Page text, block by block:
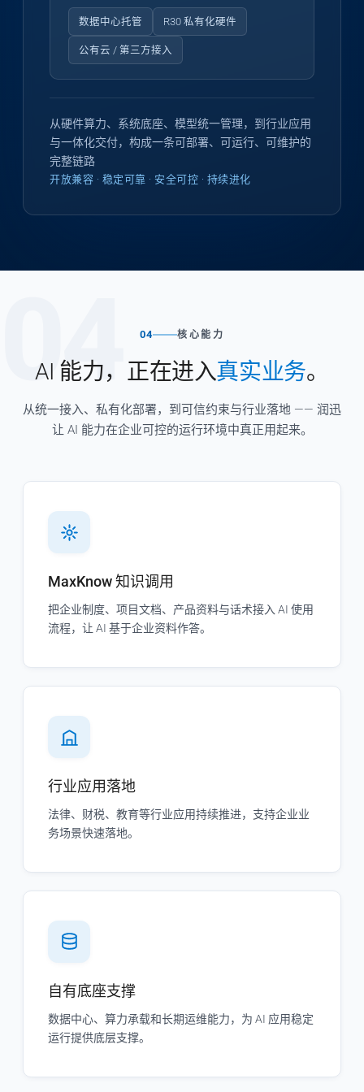
数据中心托管 R30 私有化硬件
公有云 / 第三方接入
从硬件算力、系统底座、模型统一管理，到行业应用
与一体化交付，构成一条可部署、可运行、可维护的
完整链路
开放兼容 · 稳定可靠 · 安全可控 · 持续进化
04 04 核心能力
AI 能力，正在进入真实业务。
从统一接入、私有化部署，到可信约束与行业落地 —— 润迅
让 AI 能力在企业可控的运行环境中真正用起来。
MaxKnow 知识调用
把企业制度、项目文档、产品资料与话术接入 AI 使用
流程，让 AI 基于企业资料作答。
行业应用落地
法律、财税、教育等行业应用持续推进，支持企业业
务场景快速落地。
自有底座支撑
数据中心、算力承载和长期运维能力，为 AI 应用稳定
运行提供底层支撑。